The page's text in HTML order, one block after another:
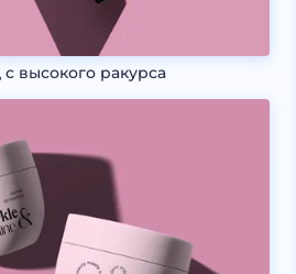
высокого ракурса